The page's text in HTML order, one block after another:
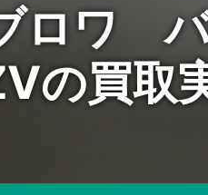
ロワ バ
の買取